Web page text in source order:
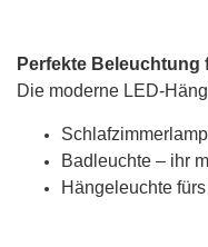
Perfekte Beleuchtung
Die moderne LED-
Badleuchte – ihr
Hängeleuchte